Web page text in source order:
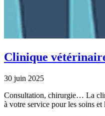
Clinique
30 juin 2025
Consultation, chirurgie… La
à votre service pour les soins